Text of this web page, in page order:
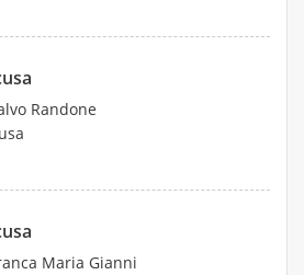
Randone
Maria Gianni